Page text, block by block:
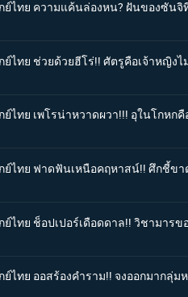
ย์ไทย ความแค้นล่องหน? ฝันของซันจิ
ย์ไทย ช่วยด้วยฮีโร่!! ศัตรูคือเจ้าหญิงไ
ย์ไทย เพโรน่าหวาดผวา!!! อุในโกหก
ย์ไทย ฟาดฟันเหนือคฤหาสน์!! ศึกชี้ข
ย์ไทย ช็อปเปอร์เดือดดาล!! วิชามารข
ย์ไทย ออสร้องคำราม!! จงออกมากลุ่ม